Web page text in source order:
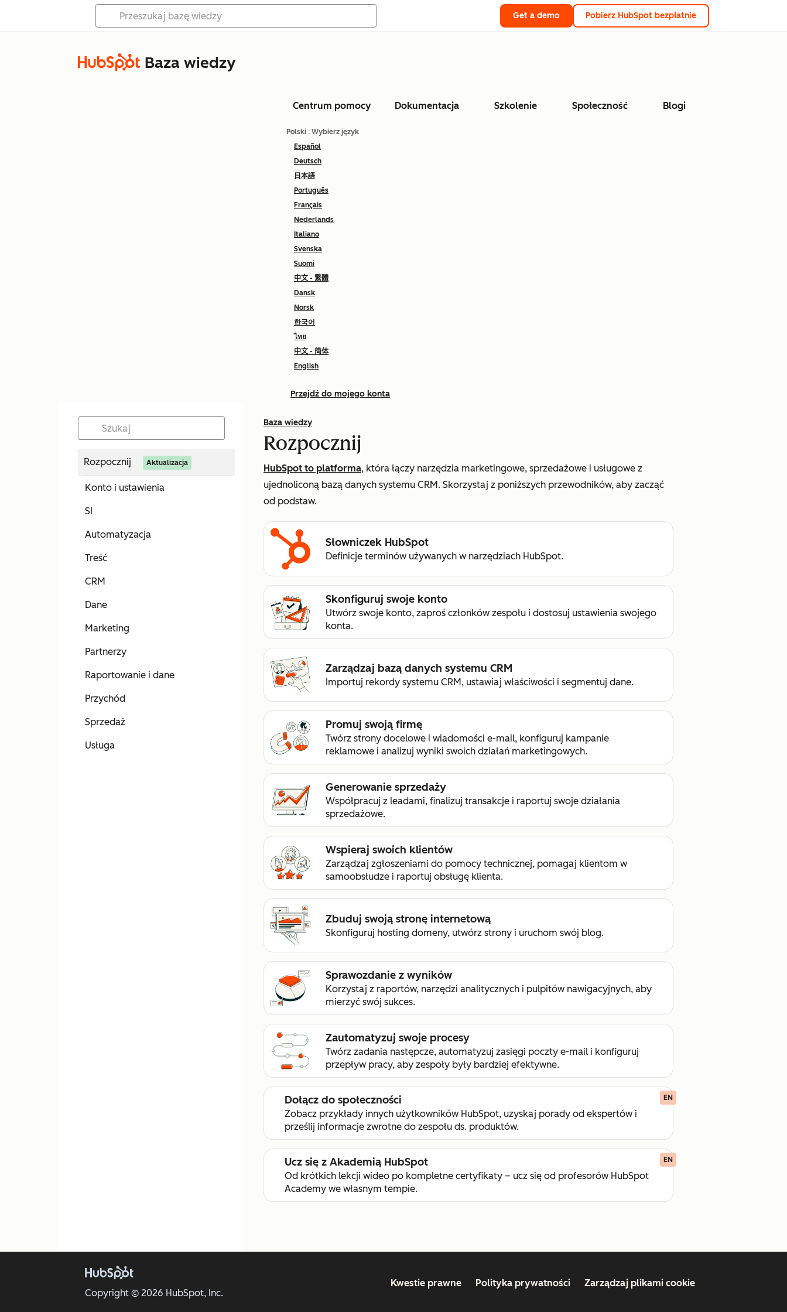
Get a demo Pobierz HubSpot bezpłatnie
Baza wiedzy
Centrum pomocy Dokumentacja Szkolenie Społeczność Blogi
Polski : Wybierz język
Español
Deutsch
日本語
Português
Français
Nederlands
Italiano
Svenska
Suomi
中文 - 繁體
Dansk
Norsk
한국어
ไทย
中文 - 简体
English
Przejdź do mojego konta
Rozpocznij Aktualizacja
Konto i ustawienia
SI
Automatyzacja
Treść
CRM
Dane
Marketing
Partnerzy
Raportowanie i dane
Przychód
Sprzedaż
Usługa
Baza wiedzy
Rozpocznij
HubSpot to platforma, która łączy narzędzia marketingowe, sprzedażowe i usługowe z
ujednoliconą bazą danych systemu CRM. Skorzystaj z poniższych przewodników, aby zacząć
od podstaw.
Słowniczek HubSpot
Definicje terminów używanych w narzędziach HubSpot.
Skonfiguruj swoje konto
Utwórz swoje konto, zaproś członków zespołu i dostosuj ustawienia swojego
konta.
Zarządzaj bazą danych systemu CRM
Importuj rekordy systemu CRM, ustawiaj właściwości i segmentuj dane.
Promuj swoją firmę
Twórz strony docelowe i wiadomości e-mail, konfiguruj kampanie
reklamowe i analizuj wyniki swoich działań marketingowych.
Generowanie sprzedaży
Współpracuj z leadami, finalizuj transakcje i raportuj swoje działania
sprzedażowe.
Wspieraj swoich klientów
Zarządzaj zgłoszeniami do pomocy technicznej, pomagaj klientom w
samoobsłudze i raportuj obsługę klienta.
Zbuduj swoją stronę internetową
Skonfiguruj hosting domeny, utwórz strony i uruchom swój blog.
Sprawozdanie z wyników
Korzystaj z raportów, narzędzi analitycznych i pulpitów nawigacyjnych, aby
mierzyć swój sukces.
Zautomatyzuj swoje procesy
Twórz zadania następcze, automatyzuj zasięgi poczty e-mail i konfiguruj
przepływ pracy, aby zespoły były bardziej efektywne.
EN
Dołącz do społeczności
Zobacz przykłady innych użytkowników HubSpot, uzyskaj porady od ekspertów i
prześlij informacje zwrotne do zespołu ds. produktów.
EN
Ucz się z Akademią HubSpot
Od krótkich lekcji wideo po kompletne certyfikaty – ucz się od profesorów HubSpot
Academy we własnym tempie.
Copyright © 2026 HubSpot, Inc.
Kwestie prawne Polityka prywatności Zarządzaj plikami cookie